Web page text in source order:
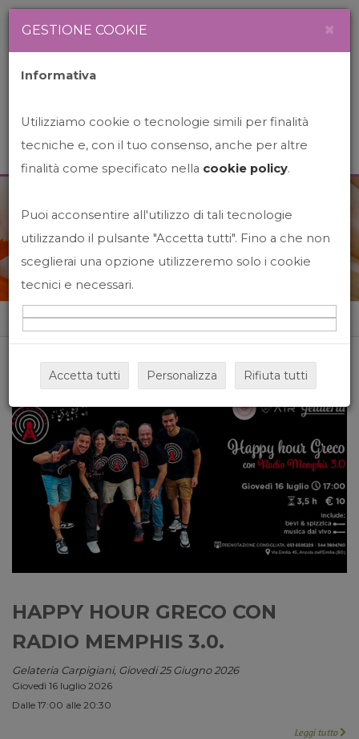
News&Events
Home News&events
HAPPY HOUR GRECO CON
RADIO MEMPHIS 3.0.
Gelateria Carpigiani, Giovedi 25 Giugno 2026
Giovedì 16 luglio 2026
Dalle 17:00 alle 20:30
Leggi tutto
GESTIONE COOKIE ×
Informativa
Utilizziamo cookie o tecnologie simili per finalità
tecniche e, con il tuo consenso, anche per altre
finalità come specificato nella cookie policy.
Puoi acconsentire all'utilizzo di tali tecnologie
utilizzando il pulsante "Accetta tutti". Fino a che non
sceglierai una opzione utilizzeremo solo i cookie
tecnici e necessari.
Accetta tutti Personalizza Rifiuta tutti